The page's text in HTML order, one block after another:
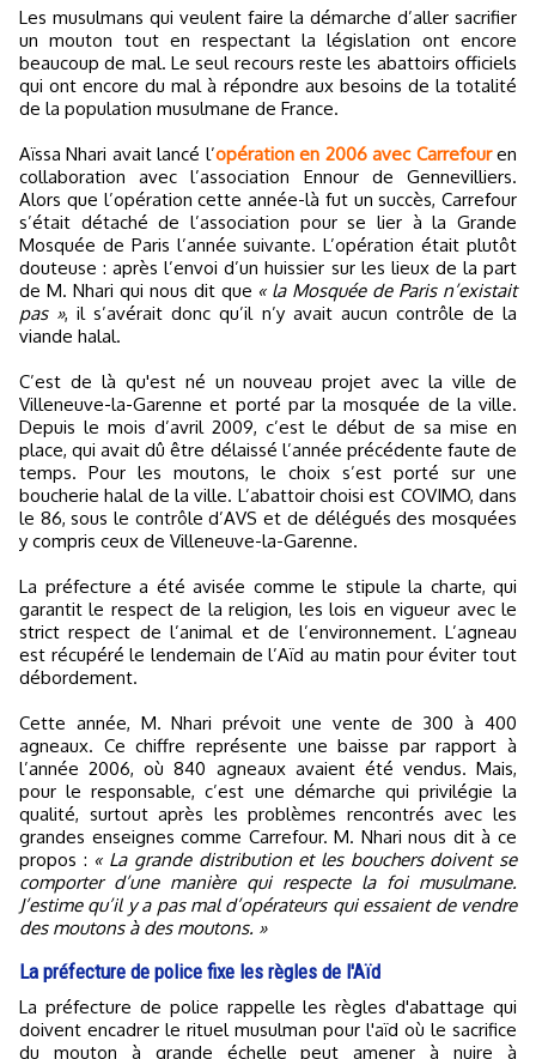
Les musulmans qui veulent faire la démarche d’aller sacrifier
un mouton tout en respectant la législation ont encore
beaucoup de mal. Le seul recours reste les abattoirs officiels
qui ont encore du mal à répondre aux besoins de la totalité
de la population musulmane de France.
Aïssa Nhari avait lancé l’opération en 2006 avec Carrefouren
collaboration avec l’association Ennour de Gennevilliers.
Alors que l’opération cette année-là fut un succès, Carrefour
s’était détaché de l’association pour se lier à la Grande
Mosquée de Paris l’année suivante. L’opération était plutôt
douteuse : après l’envoi d’un huissier sur les lieux de la part
de M. Nhari qui nous dit que « la Mosquée de Paris n’existait
pas », il s’avérait donc qu’il n’y avait aucun contrôle de la
viande halal.
C’est de là qu'est né un nouveau projet avec la ville de
Villeneuve-la-Garenne et porté par la mosquée de la ville.
Depuis le mois d’avril 2009, c’est le début de sa mise en
place, qui avait dû être délaissé l’année précédente faute de
temps. Pour les moutons, le choix s’est porté sur une
boucherie halal de la ville. L’abattoir choisi est COVIMO, dans
le 86, sous le contrôle d’AVS et de délégués des mosquées
y compris ceux de Villeneuve-la-Garenne.
La préfecture a été avisée comme le stipule la charte, qui
garantit le respect de la religion, les lois en vigueur avec le
strict respect de l’animal et de l’environnement. L’agneau
est récupéré le lendemain de l’Aïd au matin pour éviter tout
débordement.
Cette année, M. Nhari prévoit une vente de 300 à 400
agneaux. Ce chiffre représente une baisse par rapport à
l’année 2006, où 840 agneaux avaient été vendus. Mais,
pour le responsable, c’est une démarche qui privilégie la
qualité, surtout après les problèmes rencontrés avec les
grandes enseignes comme Carrefour. M. Nhari nous dit à ce
propos : « La grande distribution et les bouchers doivent se
comporter d’une manière qui respecte la foi musulmane.
J’estime qu’il y a pas mal d’opérateurs qui essaient de vendre
des moutons à des moutons. »
La préfecture de police fixe les règles de l'Aïd
La préfecture de police rappelle les règles d'abattage qui
doivent encadrer le rituel musulman pour l'aïd où le sacrifice
du mouton à grande échelle peut amener à nuire à